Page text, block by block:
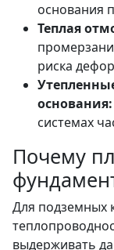
основания
Теплая
риска
основания:
системах
Почему
Для подземных
выдерживать